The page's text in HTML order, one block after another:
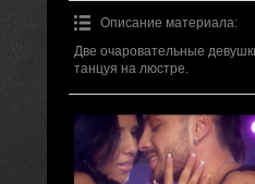
Описание материала:
Две очаровательные
танцуя на люстре.